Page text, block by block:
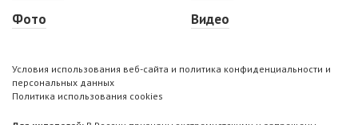
Фото
Видео
Условия использования веб-сайта и политика конфиденциальности и
персональных данных
Политика использования cookies